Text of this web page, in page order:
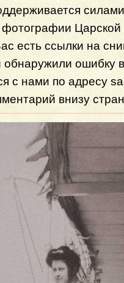
фотографии
есть ссылки на
обнаружили ошибку
с нами по адресу
внизу